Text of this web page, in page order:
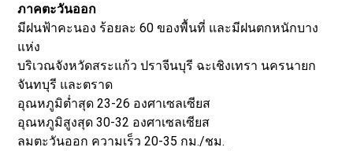
ภาคตะวันออก
มีฝนฟ้าคะนอง ร้อยละ 60 ของพื้นที่ และมีฝนตกหนักบาง
แห่ง
บริเวณจังหวัดสระแก้ว ปราจีนบุรี ฉะเชิงเทรา นครนายก
จันทบุรี และตราด
อุณหภูมิต่ำสุด 23-26 องศาเซลเซียส
อุณหภูมิสูงสุด 30-32 องศาเซลเซียส
ลมตะวันออก ความเร็ว 20-35 กม./ชม.